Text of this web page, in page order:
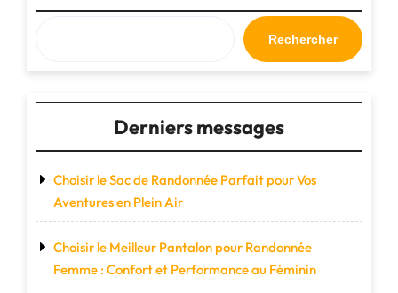
Rechercher
Derniers messages
Choisir le Sac de Randonnée Parfait pour Vos
Aventures en Plein Air
Choisir le Meilleur Pantalon pour Randonnée
Femme : Confort et Performance au Féminin